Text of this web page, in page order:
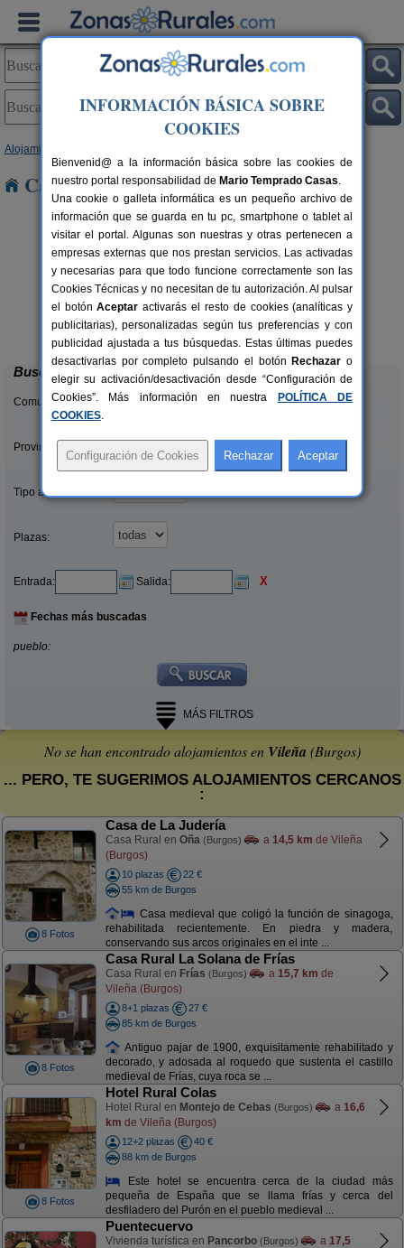
Alojamientos
Casas Rurales cerca de Vileña
4-10+1 pers.
desde21 €
La Morera de Agustina
Villanueva de Carazo (Burgos)
Buscar
Comunidades:
Provincias/Islas:
Tipo alquiler:
Plazas:
Entrada: Salida: X
Fechas más buscadas
pueblo:
MÁS FILTROS
No se han encontrado alojamientos en Vileña (Burgos)
... PERO, TE SUGERIMOS ALOJAMIENTOS CERCANOS
:
8 Fotos
Casa de La Judería
Casa Rural en Oña (Burgos) a 14,5 km de Vileña
(Burgos)
10 plazas
22 €
55 km de Burgos
Casa medieval que coligó la función de sinagoga,
rehabilitada recientemente. En piedra y madera,
conservando sus arcos originales en el inte ...
8 Fotos
Casa Rural La Solana de Frías
Casa Rural en Frías (Burgos) a 15,7 km de
Vileña (Burgos)
8+1 plazas
27 €
85 km de Burgos
Antiguo pajar de 1900, exquisitamente rehabilitado y
decorado, y adosada al roquedo que sustenta el castillo
medieval de Frías, cuya roca se ...
8 Fotos
Hotel Rural Colas
Hotel Rural en Montejo de Cebas (Burgos) a 16,6
km de Vileña (Burgos)
12+2 plazas
40 €
88 km de Burgos
Este hotel se encuentra cerca de la ciudad más
pequeña de España que se llama frías y cerca del
desfiladero del Purón en el pueblo medieval ...
Puentecuervo
Vivienda turística en Pancorbo (Burgos) a 17,5
INFORMACIÓN BÁSICA SOBRE
COOKIES
Bienvenid@ a la información básica sobre las cookies de
nuestro portal responsabilidad de Mario Temprado Casas.
Una cookie o galleta informática es un pequeño archivo de
información que se guarda en tu pc, smartphone o tablet al
visitar el portal. Algunas son nuestras y otras pertenecen a
empresas externas que nos prestan servicios. Las activadas
y necesarias para que todo funcione correctamente son las
Cookies Técnicas y no necesitan de tu autorización. Al pulsar
el botónAceptar activarás el resto de cookies (analíticas y
publicitarias), personalizadas según tus preferencias y con
publicidad ajustada a tus búsquedas. Estas últimas puedes
desactivarlas por completo pulsando el botón Rechazar o
elegir su activación/desactivación desde “Configuración de
Cookies”. Más información en nuestra
POLÍTICA DE
COOKIES.